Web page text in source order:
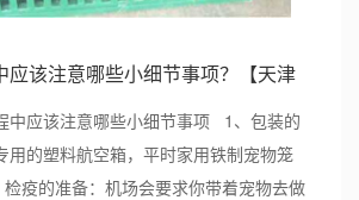
应该注意哪些小细节事项？【天津
中应该注意哪些小细节事项 1、包装的
用的塑料航空箱，平时家用铁制宠物笼
疫的准备：机场会要求你带着宠物去做